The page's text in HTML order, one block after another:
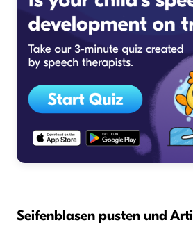
Seifenblasen pusten und